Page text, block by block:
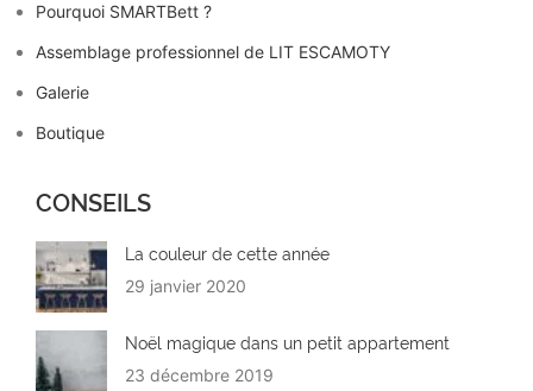
Pourquoi SMARTBett ?
Assemblage professionnel de LIT ESCAMOTY
Galerie
Boutique
CONSEILS
La couleur de cette année
29 janvier 2020
Noël magique dans un petit appartement
23 décembre 2019